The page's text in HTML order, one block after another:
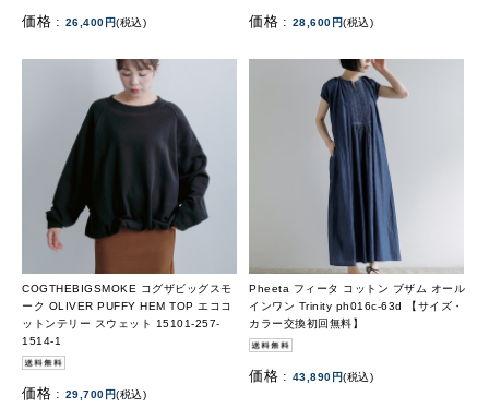
価格 : 26,400円(税込) 価格 : 28,600円(税込)
COGTHEBIGSMOKE コグザビッグスモ
ーク OLIVER PUFFY HEM TOP エココ
ットンテリー スウェット 15101-257-
1514-1
価格 : 29,700円(税込)
Pheeta フィータ コットン ブザム オール
インワン Trinity ph016c-63d 【サイズ・
カラー交換初回無料】
価格 : 43,890円(税込)